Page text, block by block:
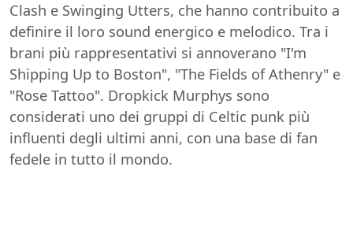
Clash e Swinging Utters, che hanno contribuito a
definire il loro sound energico e melodico. Tra i
brani più rappresentativi si annoverano "I'm
Shipping Up to Boston", "The Fields of Athenry" e
"Rose Tattoo". Dropkick Murphys sono
considerati uno dei gruppi di Celtic punk più
influenti degli ultimi anni, con una base di fan
fedele in tutto il mondo.